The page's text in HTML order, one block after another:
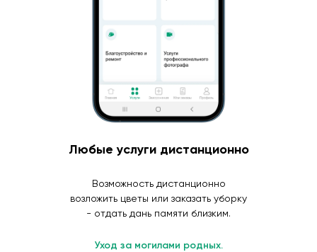
Любые услуги дистанционно
Возможность дистанционно
возложить цветы или заказать уборку
- отдать дань памяти близким.
Уход за могилами родных.